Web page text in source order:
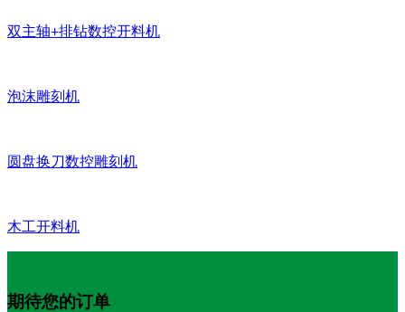
双主轴+排钻数控开料机
泡沫雕刻机
圆盘换刀数控雕刻机
木工开料机
期待您的订单